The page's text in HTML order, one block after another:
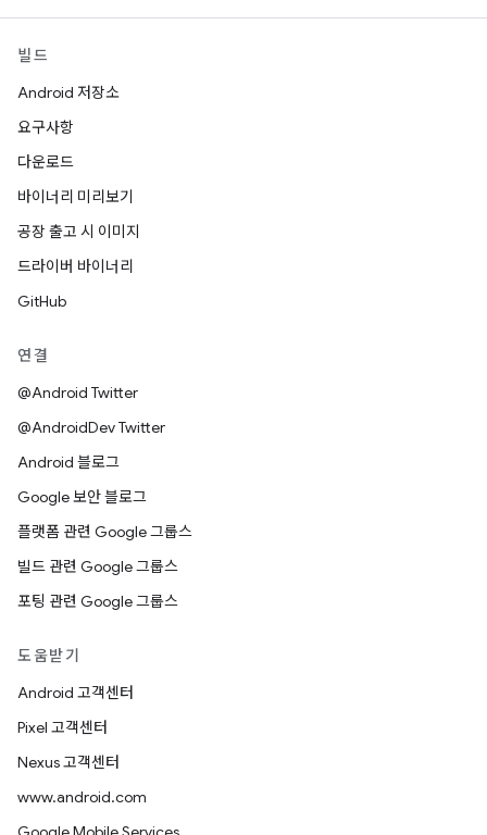
빌드
Android 저장소
요구사항
다운로드
바이너리 미리보기
공장 출고 시 이미지
드라이버 바이너리
GitHub
연결
@Android Twitter
@AndroidDev Twitter
Android 블로그
Google 보안 블로그
플랫폼 관련 Google 그룹스
빌드 관련 Google 그룹스
포팅 관련 Google 그룹스
도움받기
Android 고객센터
Pixel 고객센터
Nexus 고객센터
www.android.com